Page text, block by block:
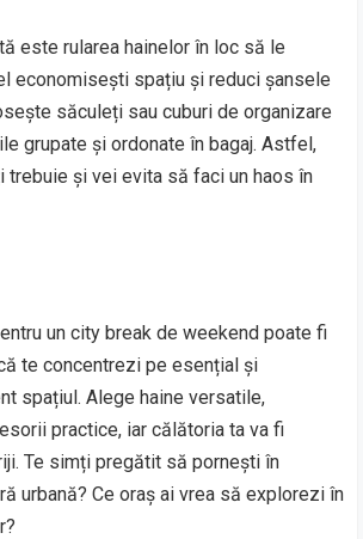
este rularea hainelor în loc să le
economisești spațiu și reduci șansele
săculeți sau cuburi de organizare
grupate și ordonate în bagaj. Astfel,
trebuie și vei evita să faci un haos în
un city break de weekend poate fi
te concentrezi pe esențial și
spațiul. Alege haine versatile,
practice, iar călătoria ta va fi
Te simți pregătit să pornești în
urbană? Ce oraș ai vrea să explorezi în